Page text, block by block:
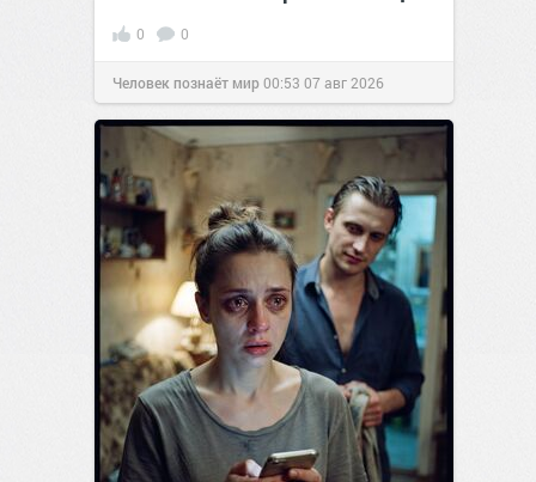
0 0
Человек познаёт мир00:53 07 авг 2026